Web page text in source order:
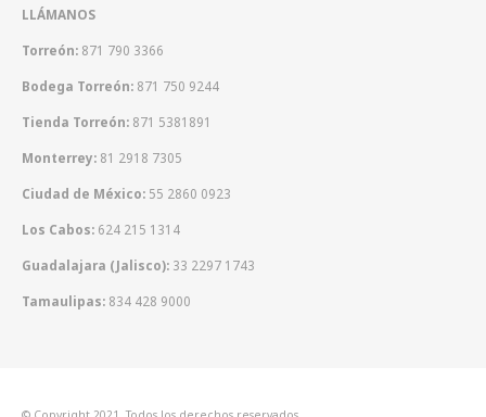
LLÁMANOS
Torreón: 871 790 3366
Bodega Torreón: 871 750 9244
Tienda Torreón: 871 5381891
Monterrey: 81 2918 7305
Ciudad de México: 55 2860 0923
Los Cabos: 624 215 1314
Guadalajara (Jalisco): 33 2297 1743
Tamaulipas: 834 428 9000